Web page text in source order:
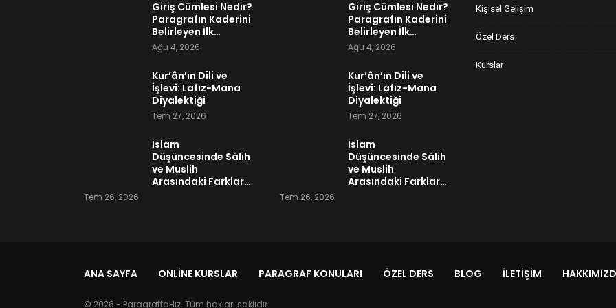
Giriş Cümlesi Nedir?
Paragrafın Kaderini
Belirleyen İlk…
Ağu 4, 2026
Kur’ân’ın Dili ve
İşlevi: Lafız-Mana
Diyalektiği
Tem 27, 2026
İslam
Düşüncesinde Sâlih
ve Muslih
Arasındaki Farklar…
Tem 26, 2026
Giriş Cümlesi Nedir?
Paragrafın Kaderini
Belirleyen İlk…
Ağu 4, 2026
Kur’ân’ın Dili ve
İşlevi: Lafız-Mana
Diyalektiği
Tem 27, 2026
İslam
Düşüncesinde Sâlih
ve Muslih
Arasındaki Farklar…
Tem 26, 2026
Kişisel Gelişim
Özel Ders
Kurslar
ANA SAYFA ONLINE KURSLAR PARAGRAF KONULARI ÖZEL DERS BLOG İLETIŞIM
© 2026 - ParagraftaHız. Tüm hakları saklıdır.